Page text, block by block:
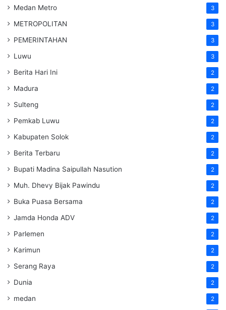
Medan Metro 3
METROPOLITAN 3
PEMERINTAHAN 3
Luwu 3
Berita Hari Ini 2
Madura 2
Sulteng 2
Pemkab Luwu 2
Kabupaten Solok 2
Berita Terbaru 2
Bupati Madina Saipullah Nasution 2
Muh. Dhevy Bijak Pawindu 2
Buka Puasa Bersama 2
Jamda Honda ADV 2
Parlemen 2
Karimun 2
Serang Raya 2
Dunia 2
medan 2